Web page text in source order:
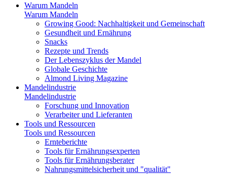
Warum Mandeln
Warum Mandeln
Growing Good: Nachhaltigkeit und Gemeinschaft
Gesundheit und Ernährung
Snacks
Rezepte und Trends
Der Lebenszyklus der Mandel
Globale Geschichte
Almond Living Magazine
Mandelindustrie
Mandelindustrie
Forschung und Innovation
Verarbeiter und Lieferanten
Tools und Ressourcen
Tools und Ressourcen
Ernteberichte
Tools für Ernährungsexperten
Tools für Ernährungsberater
Nahrungsmittelsicherheit und "qualität"